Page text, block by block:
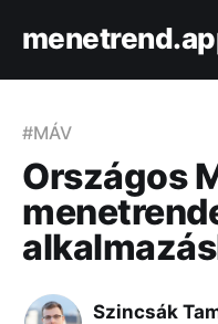
#MÁV
Országos
Szincsák